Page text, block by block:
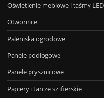
Oświetlenie meblowe i taśmy LED
Otwornice
Paleniska ogrodowe
Panele podłogowe
Panele prysznicowe
Papiery i tarcze szlifierskie